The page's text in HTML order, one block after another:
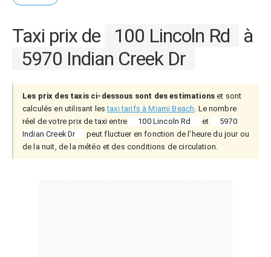
Taxi prix de 100 Lincoln Rd
à
5970 Indian Creek Dr
Les prix des taxis ci-dessous sont des estimations et sont
calculés en utilisant lestaxi tarifs à Miami Beach. Le nombre
réel de votre prix de taxi entre
100 Lincoln Rd et
5970
Indian Creek Dr
peut fluctuer en fonction de l'heure du jour ou
de la nuit, de la météo et des conditions de circulation.